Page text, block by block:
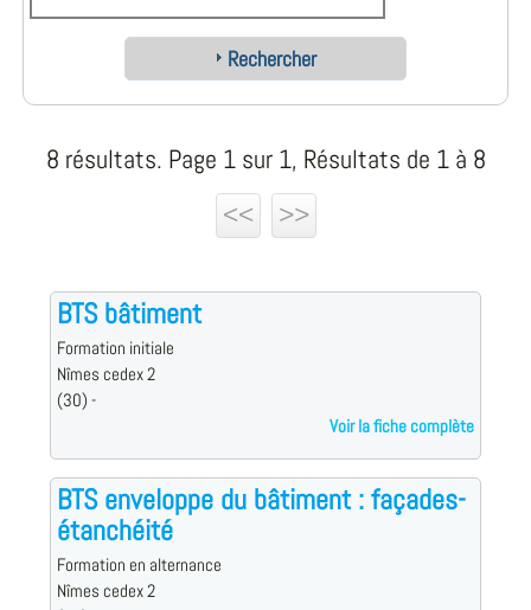
Rechercher
8 résultats. Page 1 sur 1, Résultats de 1 à 8
<<
>>
BTS bâtiment
Formation initiale
Nîmes cedex 2
(30) -
Voir la fiche complète
BTS enveloppe du bâtiment : façades-
étanchéité
Formation en alternance
Nîmes cedex 2